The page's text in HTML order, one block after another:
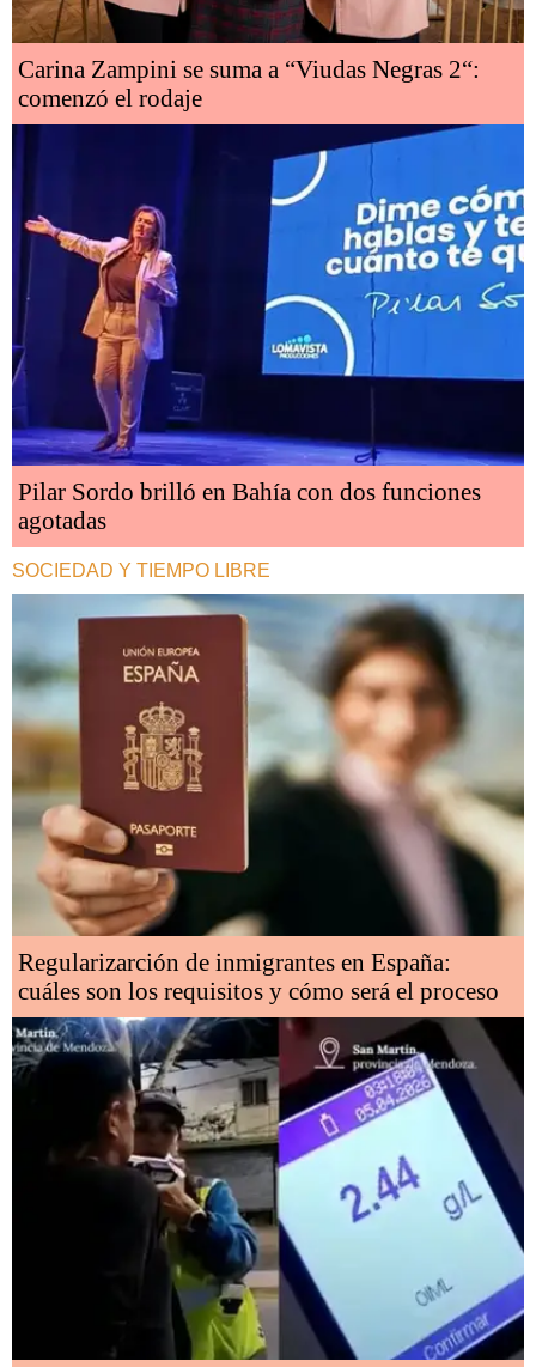
Carina Zampini se suma a “Viudas Negras 2“:
comenzó el rodaje
Pilar Sordo brilló en Bahía con dos funciones
agotadas
SOCIEDAD Y TIEMPO LIBRE
Regularizarción de inmigrantes en España:
cuáles son los requisitos y cómo será el proceso